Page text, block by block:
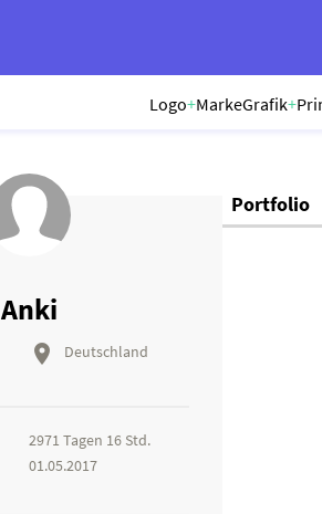
Logo+MarkeGrafik+
Anki
 Deutschland
2971 Tagen 16 Std.
01.05.2017
Portfolio